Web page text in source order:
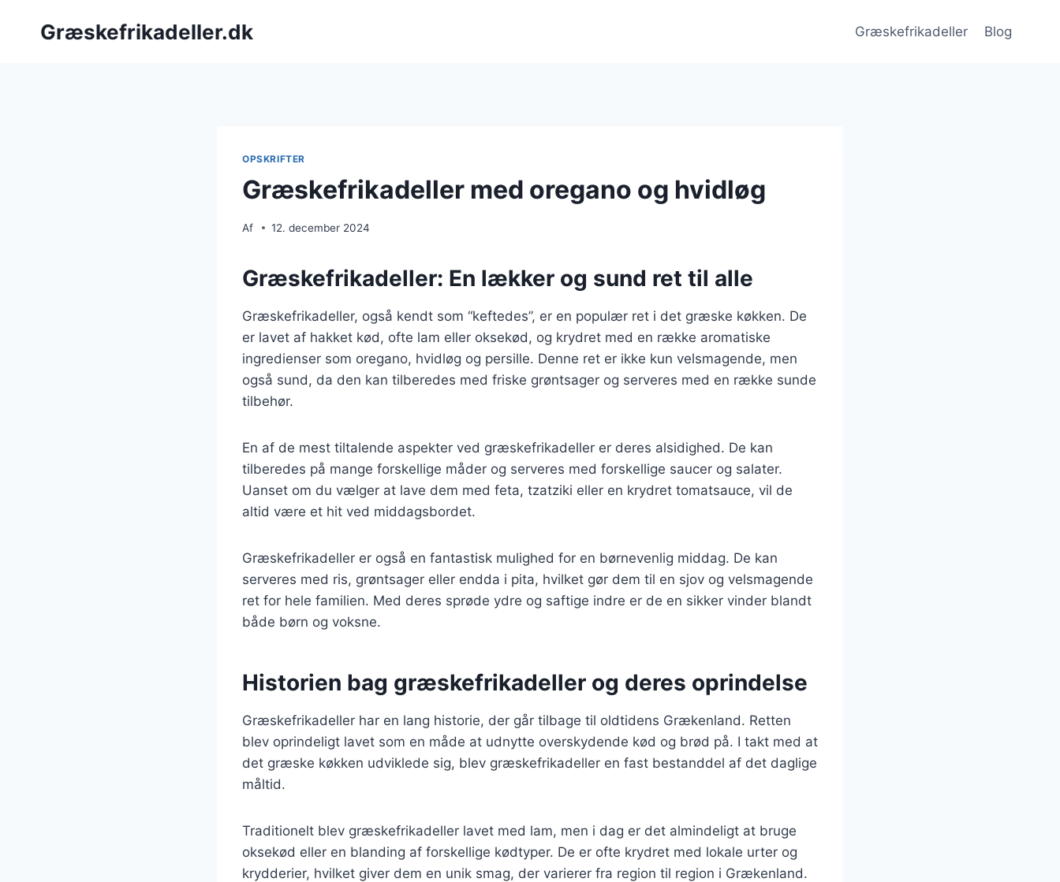
Græskefrikadeller.dk Græskefrikadeller Blog
OPSKRIFTER
Græskefrikadeller med oregano og hvidløg
Af 12. december 2024
Græskefrikadeller: En lækker og sund ret til alle
Græskefrikadeller, også kendt som “keftedes”, er en populær ret i det græske køkken. De
er lavet af hakket kød, ofte lam eller oksekød, og krydret med en række aromatiske
ingredienser som oregano, hvidløg og persille. Denne ret er ikke kun velsmagende, men
også sund, da den kan tilberedes med friske grøntsager og serveres med en række sunde
tilbehør.
En af de mest tiltalende aspekter ved græskefrikadeller er deres alsidighed. De kan
tilberedes på mange forskellige måder og serveres med forskellige saucer og salater.
Uanset om du vælger at lave dem med feta, tzatziki eller en krydret tomatsauce, vil de
altid være et hit ved middagsbordet.
Græskefrikadeller er også en fantastisk mulighed for en børnevenlig middag. De kan
serveres med ris, grøntsager eller endda i pita, hvilket gør dem til en sjov og velsmagende
ret for hele familien. Med deres sprøde ydre og saftige indre er de en sikker vinder blandt
både børn og voksne.
Historien bag græskefrikadeller og deres oprindelse
Græskefrikadeller har en lang historie, der går tilbage til oldtidens Grækenland. Retten
blev oprindeligt lavet som en måde at udnytte overskydende kød og brød på. I takt med at
det græske køkken udviklede sig, blev græskefrikadeller en fast bestanddel af det daglige
måltid.
Traditionelt blev græskefrikadeller lavet med lam, men i dag er det almindeligt at bruge
oksekød eller en blanding af forskellige kødtyper. De er ofte krydret med lokale urter og
krydderier, hvilket giver dem en unik smag, der varierer fra region til region i Grækenland.